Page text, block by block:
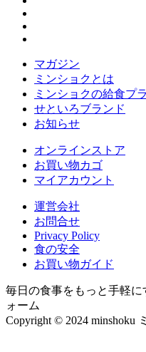
マガジン
ミンショクとは
ミンショクの給食プ
せといろブランド
お知らせ
オンラインストア
お買い物カゴ
マイアカウント
運営会社
お問合せ
Privacy Policy
食の安全
お買い物ガイド
毎日の食事をもっと手軽
ォーム
Copyright © 2024 minshoku